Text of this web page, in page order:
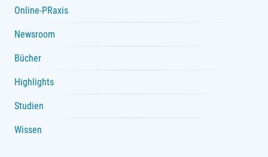
Online-PRaxis
Newsroom
Bücher
Highlights
Studien
Wissen